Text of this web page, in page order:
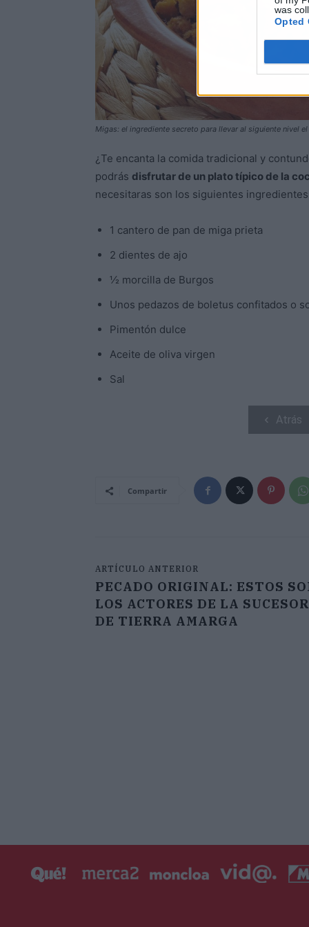
was
Opted
Migas: el ingrediente secreto para llevar al siguiente nivel
¿Te encanta la comida tradicional y
podrás disfrutar de un plato típico de la
necesitaras son los siguientes
1 cantero de pan de miga prieta
2 dientes de ajo
½ morcilla de Burgos
Unos pedazos de boletus confitados o
Pimentón dulce
Aceite de oliva virgen
Sal
Atrás
Compartir
ARTÍCULO ANTERIOR
PECADO ORIGINAL: ESTOS
LOS ACTORES DE LA
DE TIERRA AMARGA